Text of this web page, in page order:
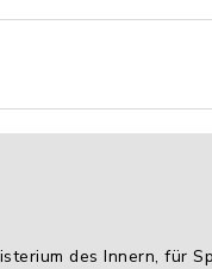
des Innern, für